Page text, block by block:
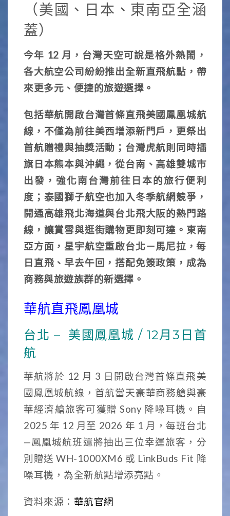
（美國、日本、東南亞全涵
蓋）
今年 12 月，台灣天空可說是格外熱鬧，
各大航空公司紛紛推出全新直飛航點，帶
來更多元、便捷的旅遊選擇。
包括華航開啟台灣首條直飛美國鳳凰城航
線，不僅為前往美西增添新門戶，更祭出
首航贈禮與抽獎活動；台灣虎航則同時插
旗日本熊本與沖繩，從台南、高雄雙城市
出發，強化南台灣前往日本的旅行便利
度；泰國獅子航空也加入冬季航網競爭，
開通高雄飛北海道與台北飛大阪的熱門路
線，讓賞雪與逛街購物更即刻可達。東南
亞方面，星宇航空重啟台北－馬尼拉，每
日直飛、早去午回，搭配免簽政策，成為
商務與旅遊族群的新選擇。
華航直飛鳳凰城
台北 – 美國鳳凰城 / 12月3日首
航
華航將於 12 月 3 日開啟台灣首條直飛美
國鳳凰城航線，首航當天豪華商務艙與豪
華經濟艙旅客可獲贈 Sony 降噪耳機。自
2025 年 12 月至 2026 年 1 月，每班台北
—鳳凰城航班還將抽出三位幸運旅客，分
別贈送 WH-1000XM6 或 LinkBuds Fit 降
噪耳機，為全新航點增添亮點。
資料來源： 華航官網